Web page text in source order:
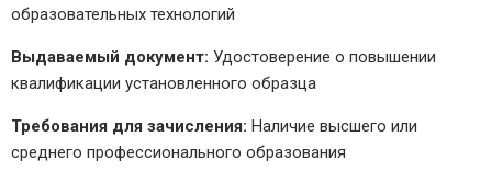
образовательных технологий
Выдаваемый документ: Удостоверение о повышении
квалификации установленного образца
Требования для зачисления: Наличие высшего или
среднего профессионального образования